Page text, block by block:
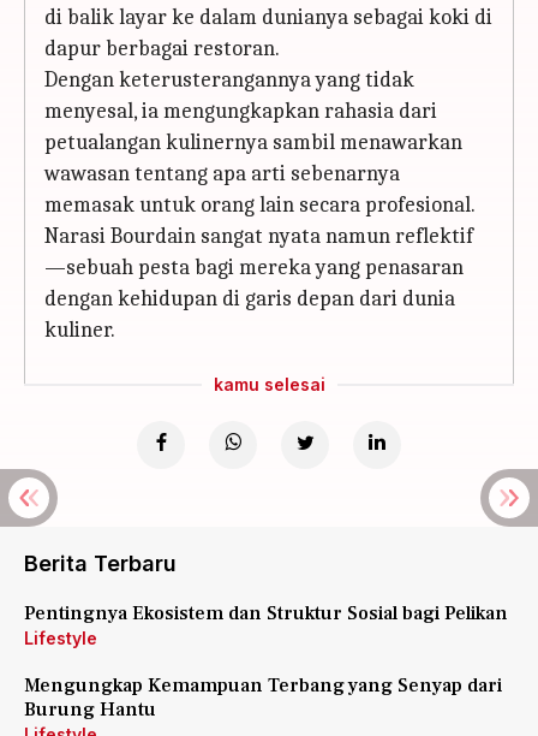
di balik layar ke dalam dunianya sebagai koki di
dapur berbagai restoran.
Dengan keterusterangannya yang tidak
menyesal, ia mengungkapkan rahasia dari
petualangan kulinernya sambil menawarkan
wawasan tentang apa arti sebenarnya
memasak untuk orang lain secara profesional.
Narasi Bourdain sangat nyata namun reflektif
—sebuah pesta bagi mereka yang penasaran
dengan kehidupan di garis depan dari dunia
kuliner.
kamu selesai
Berita Terbaru
Pentingnya Ekosistem dan Struktur Sosial bagi Pelikan
Lifestyle
Mengungkap Kemampuan Terbang yang Senyap dari
Burung Hantu